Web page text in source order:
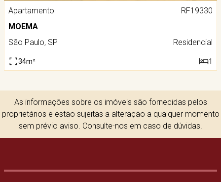
Apartamento
RF19330
MOEMA
São Paulo, SP
Residencial
34m² 1
As informações sobre os imóveis são fornecidas pelos
proprietários e estão sujeitas a alteração a qualquer momento
sem prévio aviso. Consulte-nos em caso de dúvidas.